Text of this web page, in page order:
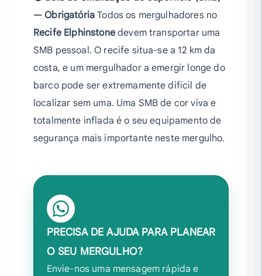
— Obrigatória Todos os mergulhadores no
Recife Elphinstonedevem transportar uma
SMB pessoal. O recife situa-se a 12 km da
costa, e um mergulhador a emergir longe do
barco pode ser extremamente difícil de
localizar sem uma. Uma SMB de cor viva e
totalmente inflada é o seu equipamento de
segurança mais importante neste mergulho.
PRECISA DE AJUDA PARA PLANEAR
O SEU MERGULHO?
Envie-nos uma mensagem rápida e